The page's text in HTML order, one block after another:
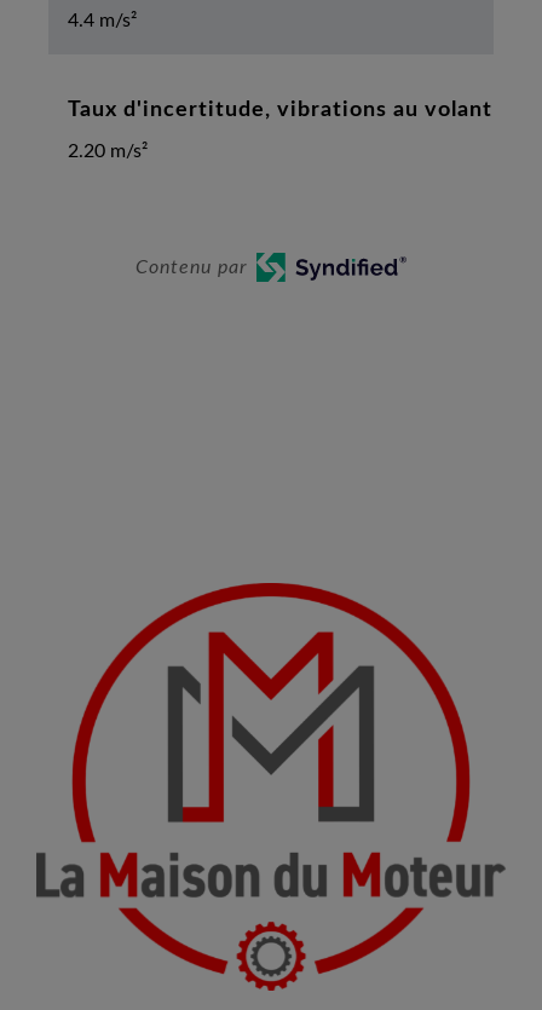
4.4 m/s²
Taux d'incertitude, vibrations au volant
2.20 m/s²
Contenu par